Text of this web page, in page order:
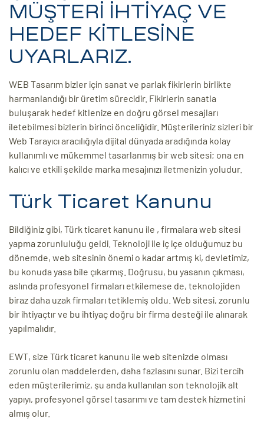
MÜŞTERİ İHTİYAÇ VE
HEDEF KİTLESİNE
UYARLARIZ.
WEB Tasarım bizler için sanat ve parlak fikirlerin birlikte
harmanlandığı bir üretim sürecidir. Fikirlerin sanatla
buluşarak hedef kitlenize en doğru görsel mesajları
iletebilmesi bizlerin birinci önceliğidir. Müşterileriniz sizleri bir
Web Tarayıcı aracılığıyla dijital dünyada aradığında kolay
kullanımlı ve mükemmel tasarlanmış bir web sitesi; ona en
kalıcı ve etkili şekilde marka mesajınızı iletmenizin yoludur.
Türk Ticaret Kanunu
Bildiğiniz gibi, Türk ticaret kanunu ile , firmalara web sitesi
yapma zorunluluğu geldi. Teknoloji ile iç içe olduğumuz bu
dönemde, web sitesinin önemi o kadar artmış ki, devletimiz,
bu konuda yasa bile çıkarmış. Doğrusu, bu yasanın çıkması,
aslında profesyonel firmaları etkilemese de, teknolojiden
biraz daha uzak firmaları tetiklemiş oldu. Web sitesi, zorunlu
bir ihtiyaçtır ve bu ihtiyaç doğru bir firma desteği ile alınarak
yapılmalıdır.
EWT, size Türk ticaret kanunu ile web sitenizde olması
zorunlu olan maddelerden, daha fazlasını sunar. Bizi tercih
eden müşterilerimiz, şu anda kullanılan son teknolojik alt
yapıyı, profesyonel görsel tasarımı ve tam destek hizmetini
almış olur.